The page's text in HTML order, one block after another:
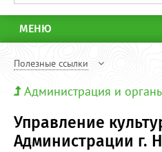
МЕНЮ
Полезные ссылки
Администрация и
Управление
Администрации г.